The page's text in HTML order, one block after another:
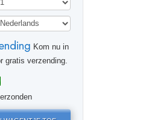
Gevaarlijke
Kom nu in
gratis verzending.